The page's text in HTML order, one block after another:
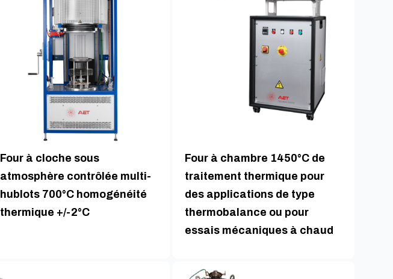
Four à cloche sous
atmosphère contrôlée multi-
hublots 700°C homogénéité
thermique +/-2°C
Four à chambre 1450°C de
traitement thermique pour
des applications de type
thermobalance ou pour
essais mécaniques à chaud